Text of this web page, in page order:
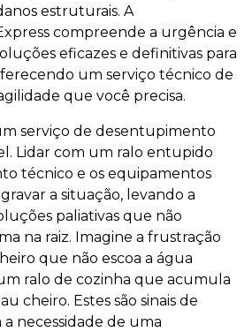
estruturais. A
compreende a urgência e
eficazes e definitivas para
um serviço técnico de
que você precisa.
serviço de desentupimento
Lidar com um ralo entupido
técnico e os equipamentos
a situação, levando a
paliativas que não
na raiz. Imagine a frustração
que não escoa a água
ralo de cozinha que acumula
cheiro. Estes são sinais de
necessidade de uma